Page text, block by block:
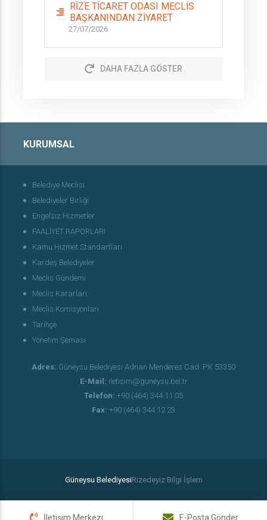
RİZE TİCARET ODASI MECLİS
BAŞKANINDAN ZİYARET
27/07/2026
DAHA FAZLA GÖSTER
KURUMSAL
Belediye Meclisi
Belediyeler Birliği
Engelsiz Hizmetler
FAALİYET RAPORLARI
Kamu Hizmet Standartları
Kardeş Belediyeler
Meclis Gündemi
Meclis Kararları
Meclis Komisyonları
Tarihçe
Yönetim Şeması
Adres: Güneysu Belediyesi Adnan Menderes Cad. P.K 53350
E-Mail: iletisim@guneysu.bel.tr
Telefon: +90 (464) 344 11 05
Fax: +90 (464) 344 12 23
Güneysu BelediyesiRizedeyiz Bilgi İşlem
İletişim Merkezi E-Posta Gönder